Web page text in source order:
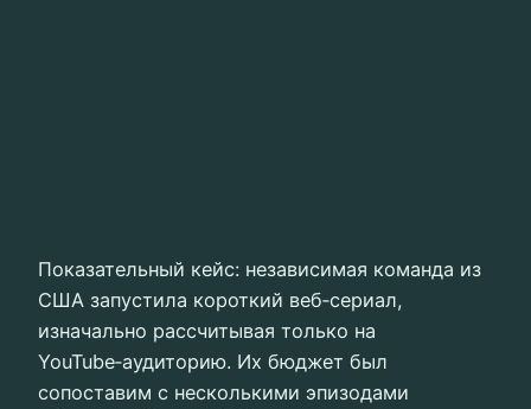
Показательный кейс: независимая команда из
США запустила короткий веб‑сериал,
изначально рассчитывая только на
YouTube‑аудиторию. Их бюджет был
сопоставим с несколькими эпизодами